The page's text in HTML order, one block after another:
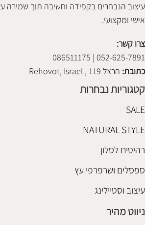
עיצוב הנבחרים בקפידה וחשיבה תוך שמירה
אישי ומקצועי.
צרו קשר:
052-625-7891 | 086511175
כתובת: הרצל 119 , Rehovot, Israel
קטגוריות נבחרות
SALE
NATURAL STYLE
רהיטים לסלון
ספסלים ושרפרפי עץ
עיצוב וסטיילינג
ניווט מהיר